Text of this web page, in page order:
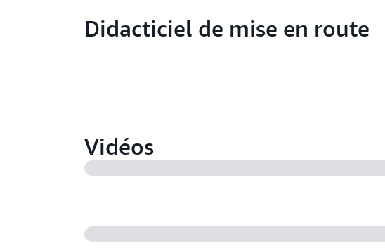
Didacticiel de mise en route
Vidéos